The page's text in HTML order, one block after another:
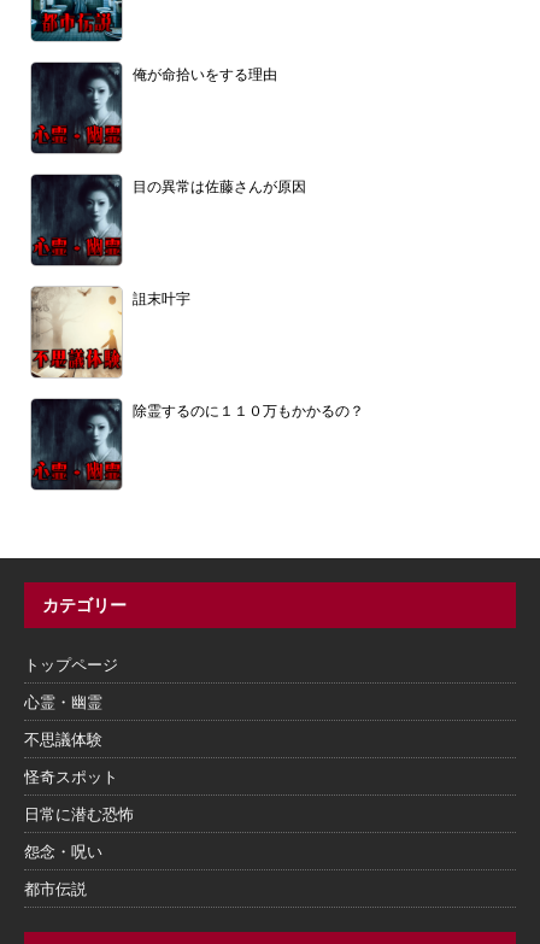
俺が命拾いをする理由
目の異常は佐藤さんが原因
詛末叶宇
除霊するのに１１０万もかかるの？
カテゴリー
トップページ
心霊・幽霊
不思議体験
怪奇スポット
日常に潜む恐怖
怨念・呪い
都市伝説